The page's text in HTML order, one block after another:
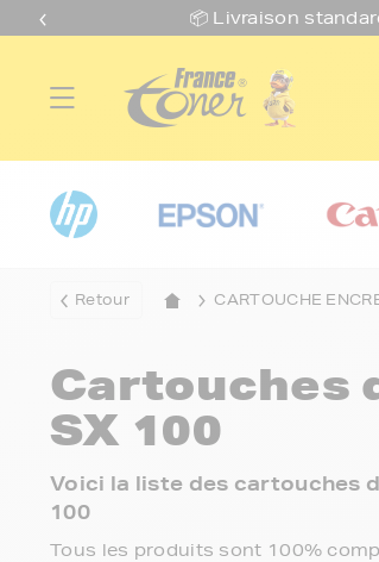
📦 Livraison
Retour CARTOUCHE
Cartouches
SX 100
Voici la liste des cartouches
100
Tous les produits sont 100%